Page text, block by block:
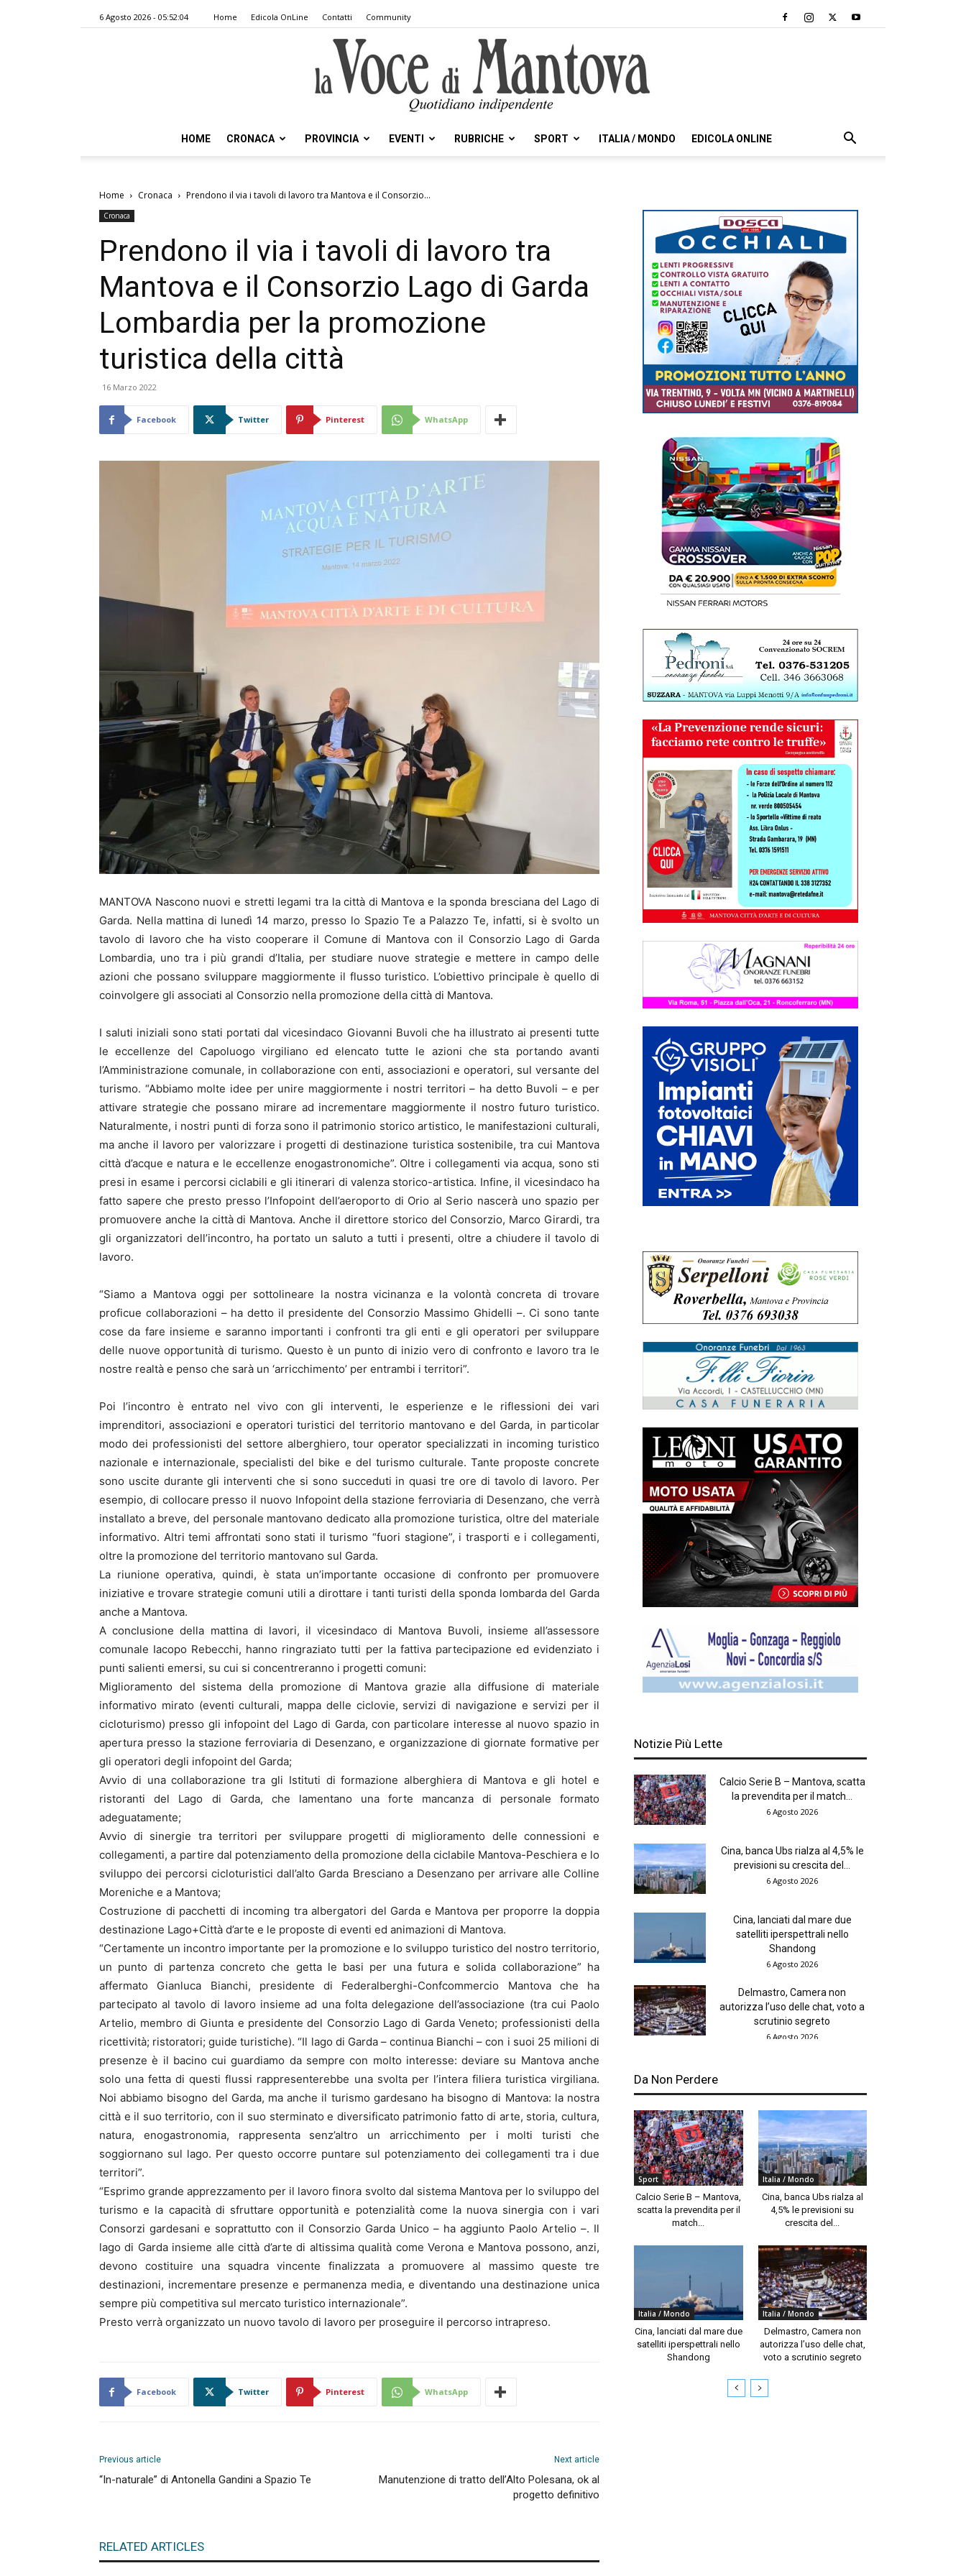
6 Agosto 2026 - 05:52:04 Home Edicola OnLine Contatti Community
Voce
HOME CRONACA PROVINCIA EVENTI RUBRICHE SPORT ITALIA / MONDO EDICOLA ONLINE
Home Cronaca Prendono il via i tavoli di lavoro tra Mantova e il Consorzio...
Cronaca
Prendono il via i tavoli di lavoro tra
Mantova e il Consorzio Lago di Garda
Lombardia per la promozione
turistica della città
16 Marzo 2022
Facebook Twitter Pinterest WhatsApp
MANTOVA Nascono nuovi e stretti legami tra la città di Mantova e la sponda bresciana del Lago di
Garda. Nella mattina di lunedì 14 marzo, presso lo Spazio Te a Palazzo Te, infatti, si è svolto un
tavolo di lavoro che ha visto cooperare il Comune di Mantova con il Consorzio Lago di Garda
Lombardia, uno tra i più grandi d’Italia, per studiare nuove strategie e mettere in campo delle
azioni che possano sviluppare maggiormente il flusso turistico. L’obiettivo principale è quello di
coinvolgere gli associati al Consorzio nella promozione della città di Mantova.
I saluti iniziali sono stati portati dal vicesindaco Giovanni Buvoli che ha illustrato ai presenti tutte
le eccellenze del Capoluogo virgiliano ed elencato tutte le azioni che sta portando avanti
l’Amministrazione comunale, in collaborazione con enti, associazioni e operatori, sul versante del
turismo. “Abbiamo molte idee per unire maggiormente i nostri territori – ha detto Buvoli – e per
attivare strategie che possano mirare ad incrementare maggiormente il nostro futuro turistico.
Naturalmente, i nostri punti di forza sono il patrimonio storico artistico, le manifestazioni culturali,
ma anche il lavoro per valorizzare i progetti di destinazione turistica sostenibile, tra cui Mantova
città d’acque e natura e le eccellenze enogastronomiche”. Oltre i collegamenti via acqua, sono sti
presi in esame i percorsi ciclabili e gli itinerari di valenza storico-artistica. Infine, il vicesindaco ha
fatto sapere che presto presso l’Infopoint dell’aeroporto di Orio al Serio nascerà uno spazio per
promuovere anche la città di Mantova. Anche il direttore storico del Consorzio, Marco Girardi, tra
gli organizzatori dell’incontro, ha portato un saluto a tutti i presenti, oltre a chiudere il tavolo di
lavoro.
“Siamo a Mantova oggi per sottolineare la nostra vicinanza e la volontà concreta di trovare
proficue collaborazioni – ha detto il presidente del Consorzio Massimo Ghidelli –. Ci sono tante
cose da fare insieme e saranno importanti i confronti tra gli enti e gli operatori per sviluppare
delle nuove opportunità di turismo. Questo è un punto di inizio vero di confronto e lavoro tra le
nostre realtà e penso che sarà un ‘arricchimento’ per entrambi i territori”.
Poi l’incontro è entrato nel vivo con gli interventi, le esperienze e le riflessioni dei vari
imprenditori, associazioni e operatori turistici del territorio mantovano e del Garda, in particolar
modo dei professionisti del settore alberghiero, tour operator specializzati in incoming turistico
nazionale e internazionale, specialisti del bike e del turismo culturale. Tante proposte concrete
sono uscite durante gli interventi che si sono succeduti in quasi tre ore di tavolo di lavoro. Per
esempio, di collocare presso il nuovo Infopoint della stazione ferroviaria di Desenzano, che verrà
installato a breve, del personale mantovano dedicato alla promozione turistica, oltre del materiale
informativo. Altri temi affrontati sono stati il turismo “fuori stagione”, i trasporti e i collegamenti,
oltre la promozione del territorio mantovano sul Garda.
La riunione operativa, quindi, è stata un’importante occasione di confronto per promuovere
iniziative e trovare strategie comuni utili a dirottare i tanti turisti della sponda lombarda del Garda
anche a Mantova.
A conclusione della mattina di lavori, il vicesindaco di Mantova Buvoli, insieme all’assessore
comunale Iacopo Rebecchi, hanno ringraziato tutti per la fattiva partecipazione ed evidenziato i
punti salienti emersi, su cui si concentreranno i progetti comuni:
Miglioramento del sistema della promozione di Mantova grazie alla diffusione di materiale
informativo mirato (eventi culturali, mappa delle ciclovie, servizi di navigazione e servizi per il
cicloturismo) presso gli infopoint del Lago di Garda, con particolare interesse al nuovo spazio in
apertura presso la stazione ferroviaria di Desenzano, e organizzazione di giornate formative per
gli operatori degli infopoint del Garda;
Avvio di una collaborazione tra gli Istituti di formazione alberghiera di Mantova e gli hotel e
ristoranti del Lago di Garda, che lamentano una forte mancanza di personale formato
adeguatamente;
Avvio di sinergie tra territori per sviluppare progetti di miglioramento delle connessioni e
collegamenti, a partire dal potenziamento della promozione della ciclabile Mantova-Peschiera e lo
sviluppo dei percorsi cicloturistici dall’alto Garda Bresciano a Desenzano per arrivare alle Colline
Moreniche e a Mantova;
Costruzione di pacchetti di incoming tra albergatori del Garda e Mantova per proporre la doppia
destinazione Lago+Città d’arte e le proposte di eventi ed animazioni di Mantova.
“Certamente un incontro importante per la promozione e lo sviluppo turistico del nostro territorio,
un punto di partenza concreto che getta le basi per una futura e solida collaborazione” ha
affermato Gianluca Bianchi, presidente di Federalberghi-Confcommercio Mantova che ha
partecipato al tavolo di lavoro insieme ad una folta delegazione dell’associazione (tra cui Paolo
Artelio, membro di Giunta e presidente del Consorzio Lago di Garda Veneto; professionisti della
ricettività; ristoratori; guide turistiche). “Il lago di Garda – continua Bianchi – con i suoi 25 milioni di
presenze è il bacino cui guardiamo da sempre con molto interesse: deviare su Mantova anche
solo una fetta di questi flussi rappresenterebbe una svolta per l’intera filiera turistica virgiliana.
Noi abbiamo bisogno del Garda, ma anche il turismo gardesano ha bisogno di Mantova: la nostra
città e il suo territorio, con il suo sterminato e diversificato patrimonio fatto di arte, storia, cultura,
natura, enogastronomia, rappresenta senz’altro un arricchimento per i molti turisti che
soggiornano sul lago. Per questo occorre puntare sul potenziamento dei collegamenti tra i due
territori”.
“Esprimo grande apprezzamento per il lavoro finora svolto dal sistema Mantova per lo sviluppo del
turismo e la capacità di sfruttare opportunità e potenzialità come la nuova sinergia con i vari
Consorzi gardesani e soprattutto con il Consorzio Garda Unico – ha aggiunto Paolo Artelio –. Il
lago di Garda insieme alle città d’arte di altissima qualità come Verona e Mantova possono, anzi,
devono costituire una squadra vincente finalizzata a promuovere al massimo queste tre
destinazioni, incrementare presenze e permanenza media, e diventando una destinazione unica
sempre più competitiva sul mercato turistico internazionale”.
Presto verrà organizzato un nuovo tavolo di lavoro per proseguire il percorso intrapreso.
Facebook Twitter Pinterest WhatsApp
Previous article
“In-naturale” di Antonella Gandini a Spazio Te
Next article
Manutenzione di tratto dell’Alto Polesana, ok al
progetto definitivo
RELATED ARTICLES
Notizie Più Lette
Calcio Serie B – Mantova, scatta
la prevendita per il match...
6 Agosto 2026
Cina, banca Ubs rialza al 4,5% le
previsioni su crescita del...
6 Agosto 2026
Cina, lanciati dal mare due
satelliti iperspettrali nello
Shandong
6 Agosto 2026
Delmastro, Camera non
autorizza l’uso delle chat, voto a
scrutinio segreto
6 Agosto 2026
Da Non Perdere
Sport
Calcio Serie B – Mantova,
scatta la prevendita per il
match...
Italia / Mondo
Cina, banca Ubs rialza al
4,5% le previsioni su
crescita del...
Italia / Mondo
Cina, lanciati dal mare due
satelliti iperspettrali nello
Shandong
Italia / Mondo
Delmastro, Camera non
autorizza l’uso delle chat,
voto a scrutinio segreto